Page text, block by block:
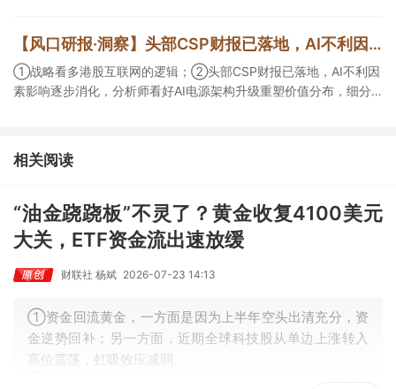
【风口研报·洞察】头部CSP财报已落地，AI不利因素影响逐步消化，分析师看好AI电源架构升级重塑价值分布，细分龙头迈入放量验证阶段；战略看多港股互联网的逻辑
①战略看多港股互联网的逻辑；②头部CSP财报已落地，AI不利因
素影响逐步消化，分析师看好AI电源架构升级重塑价值分布，细分
智能获新财富分析师深度覆盖；④在个股机构关注度排行中，华峰
化学首次上榜，前五名依次为东鹏饮料>药明康德>百润股份>华峰
相关阅读
“油金跷跷板”不灵了？黄金收复4100美元
大关，ETF资金流出速放缓
财联社 杨斌 2026-07-23 14:13
①资金回流黄金，一方面是因为上半年空头出清充分，资
金逆势回补；另一方面，近期全球科技股从单边上涨转入
高位震荡，虹吸效应减弱。